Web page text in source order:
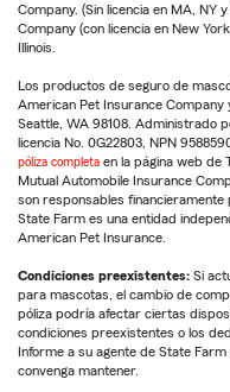
Company. (Sin licencia en MA, NY
Company (con licencia en New
Illinois.
Los productos de seguro de
American Pet Insurance Company
Seattle, WA 98108. Administrado
licencia No. 0G22803, NPN
póliza completa en la página web de
Mutual Automobile Insurance
son responsables
State Farm es una entidad
American Pet Insurance.
Condiciones preexistentes: Si
para mascotas, el cambio de
póliza podría afectar ciertas
condiciones preexistentes o los
Informe a su agente de State
convenga mantener.